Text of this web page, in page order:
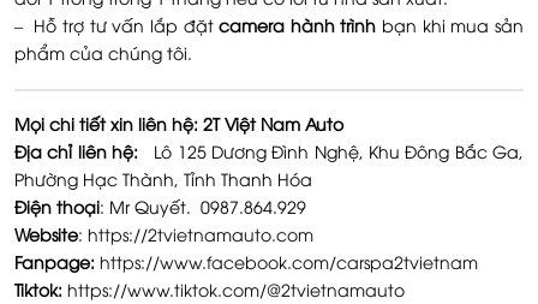
– Hỗ trợ tư vấn lắp đặtcamera hành trình bạn khi mua sản
phẩm của chúng tôi.
Mọi chi tiết xin liên hệ: 2T Việt Nam Auto
Địa chỉ liên hệ: Lô 125 Dương Đình Nghệ, Khu Đông Bắc Ga,
Phường Hạc Thành, Tỉnh Thanh Hóa
Điện thoại: Mr Quyết. 0987.864.929
Website: https://2tvietnamauto.com
Fanpage: https://www.facebook.com/carspa2tvietnam
Tiktok: https://www.tiktok.com/@2tvietnamauto